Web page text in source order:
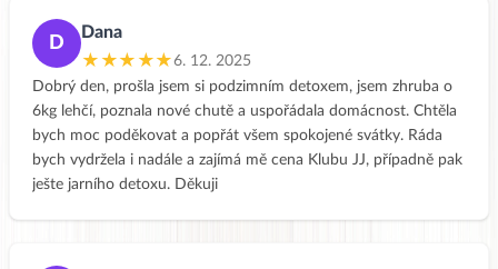
D
Dana
★★★★★6. 12. 2025
Dobrý den, prošla jsem si podzimním detoxem, jsem zhruba o
6kg lehčí, poznala nové chutě a uspořádala domácnost. Chtěla
bych moc poděkovat a popřát všem spokojené svátky. Ráda
bych vydržela i nadále a zajímá mě cena Klubu JJ, případně pak
ješte jarního detoxu. Děkuji